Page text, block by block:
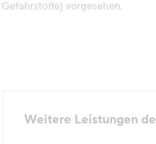
Gefahrstoffe) vorgesehen.
Weitere Leistungen